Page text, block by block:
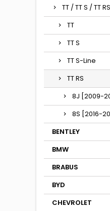
TT / TT S / TT RS
TT
TT S
TT S-Line
TT RS
8J [2009-
8S [2016-
BENTLEY
BMW
BRABUS
BYD
CHEVROLET